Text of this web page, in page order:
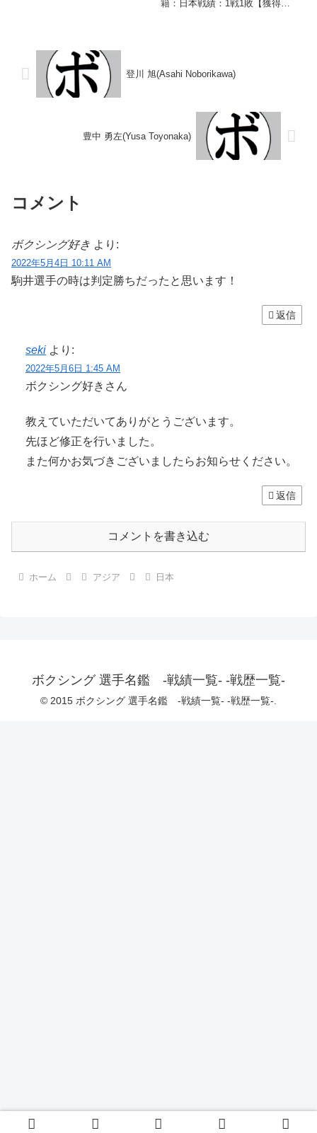
籍：日本戦績：1戦1敗【獲得タ
登川 旭(Asahi Noborikawa)
豊中 勇左(Yusa Toyonaka)
コメント
ボクシング好き より:
2022年5月4日 10:11 AM
駒井選手の時は判定勝ちだったと思います！
返信
seki より:
2022年5月6日 1:45 AM
ボクシング好きさん
教えていただいてありがとうございます。
先ほど修正を行いました。
また何かお気づきございましたらお知らせください。
返信
コメントを書き込む
ホーム アジア 日本
ボクシング 選手名鑑 -戦績一覧- -戦歴一覧-
© 2015 ボクシング 選手名鑑 -戦績一覧- -戦歴一覧-.